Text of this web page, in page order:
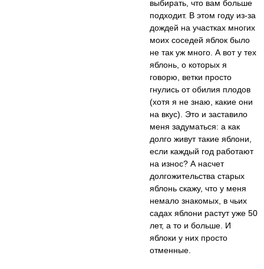
выбирать, что вам больше
подходит. В этом году из-за
дождей на участках многих
моих соседей яблок было
не так уж много. А вот у тех
яблонь, о которых я
говорю, ветки просто
гнулись от обилия плодов
(хотя я не знаю, какие они
на вкус). Это и заставило
меня задуматься: а как
долго живут такие яблони,
если каждый год работают
на износ? А насчет
долгожительства старых
яблонь скажу, что у меня
немало знакомых, в чьих
садах яблони растут уже 50
лет, а то и больше. И
яблоки у них просто
отменные.